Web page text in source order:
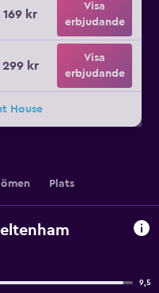
169 kr
Visa
erbjudande
299 kr
Visa
erbjudande
House
Plats
9,5